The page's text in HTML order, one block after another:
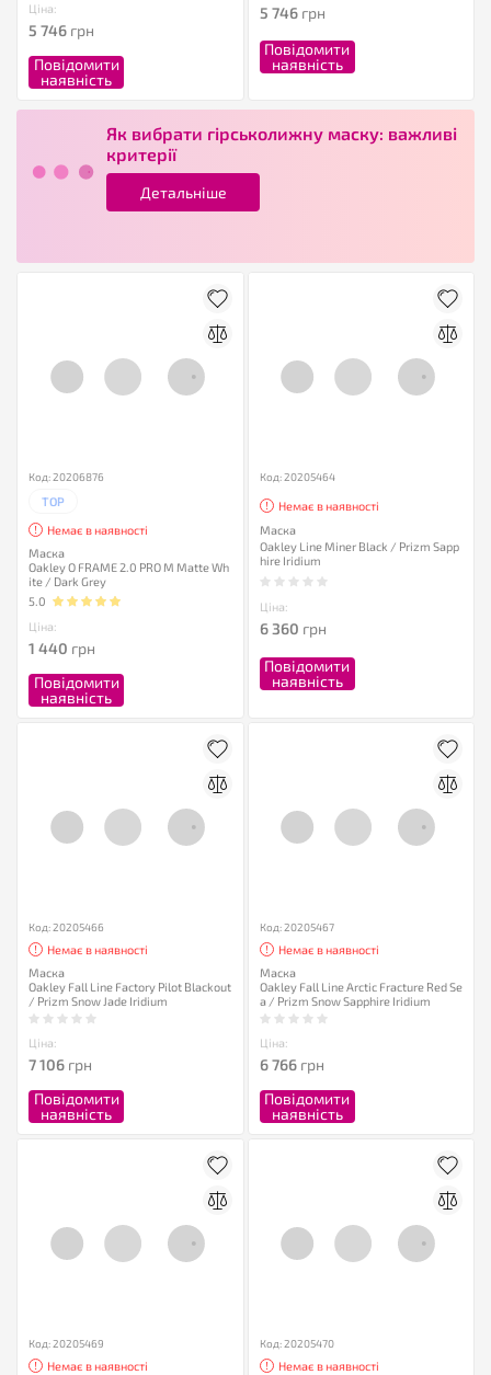
Ціна:
5 746 грн
Повідомити
наявність
5 746грн
Повідомити
наявність
Як вибрати гірськолижну маску: важливі
критерії
Детальніше
Код: 20206876
TOP
Немає в наявності
Маска
Oakley O FRAME 2.0 PRO M Matte Wh
ite / Dark Grey
5.0
Ціна:
1 440 грн
Повідомити
наявність
Код: 20205464
Немає в наявності
Маска
Oakley Line Miner Black / Prizm Sapp
hire Iridium
Ціна:
6 360 грн
Повідомити
наявність
Код: 20205466
Немає в наявності
Маска
Oakley Fall Line Factory Pilot Blackout
/ Prizm Snow Jade Iridium
Ціна:
7 106 грн
Повідомити
наявність
Код: 20205467
Немає в наявності
Маска
Oakley Fall Line Arctic Fracture Red Se
a / Prizm Snow Sapphire Iridium
Ціна:
6 766грн
Повідомити
наявність
Код: 20205469
Немає в наявності
Код: 20205470
Немає в наявності